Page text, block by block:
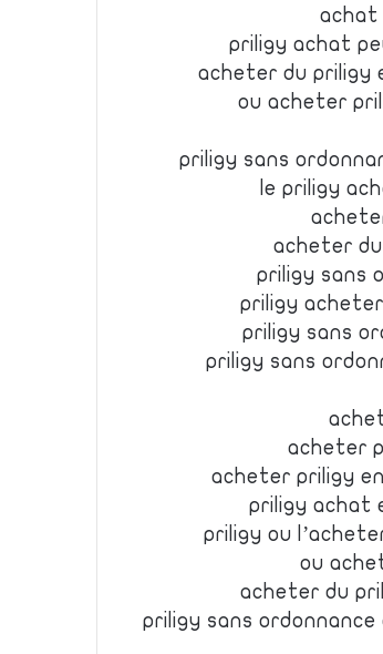
achat
priligy achat
acheter du priligy
ou acheter
priligy sans
le priligy
acheter
priligy sans
priligy
priligy sans
priligy sans
acheter
acheter priligy
priligy achat
priligy ou
ou
acheter du
priligy sans